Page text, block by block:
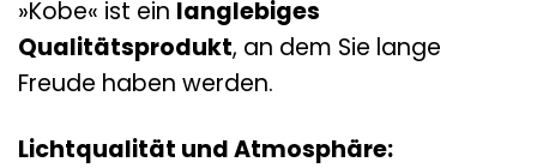
»Kobe« ist ein langlebiges
Qualitätsprodukt, an dem Sie lange
Freude haben werden.
Lichtqualität und Atmosphäre: